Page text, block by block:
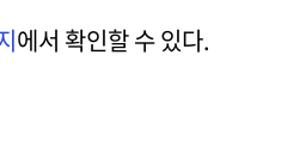
에서 확인할 수 있다.